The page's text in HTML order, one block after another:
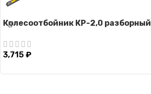
Колесоотбойник КР-2,0 разборный
3,715 ₽